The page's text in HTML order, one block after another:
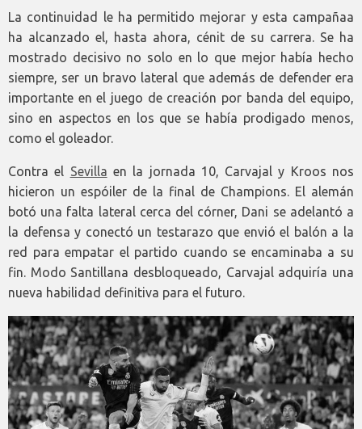
La continuidad le ha permitido mejorar y esta campañaa
ha alcanzado el, hasta ahora, cénit de su carrera. Se ha
mostrado decisivo no solo en lo que mejor había hecho
siempre, ser un bravo lateral que además de defender era
importante en el juego de creación por banda del equipo,
sino en aspectos en los que se había prodigado menos,
como el goleador.
Contra el Sevilla en la jornada 10, Carvajal y Kroos nos
hicieron un espóiler de la final de Champions. El alemán
botó una falta lateral cerca del córner, Dani se adelantó a
la defensa y conectó un testarazo que envió el balón a la
red para empatar el partido cuando se encaminaba a su
fin. Modo Santillana desbloqueado, Carvajal adquiría una
nueva habilidad definitiva para el futuro.